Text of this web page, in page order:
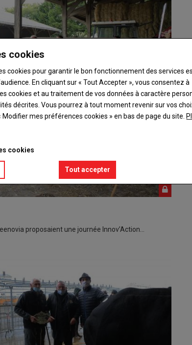
proposaient une journée Innov’Action…
cookies
cookies pour garantir le bon fonctionnement des services
En cliquant sur « Tout Accepter », vous consentez à
cookies et au traitement de vos données à caractère
décrites. Vous pourrez à tout moment revenir sur vos
Modifier mes préférences cookies » en bas de page du site.
cookies
Tout accepter